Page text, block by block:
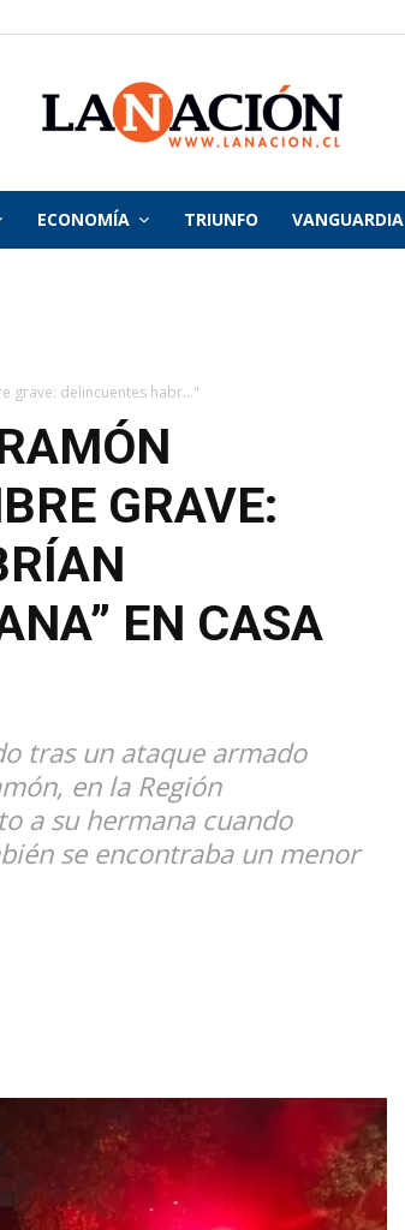
La
ECONOMÍA TRIUNFO VANGUARDIA
grave: delincuentes habr..."
GRAVE:
EN CASA
tras un ataque armado
en la Región
a su hermana cuando
se encontraba un menor